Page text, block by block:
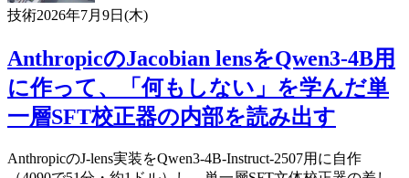
技術2026年7月9日(木)
AnthropicのJacobian lensをQwen3-4B用
に作って、「何もしない」を学んだ単
一層SFT校正器の内部を読み出す
AnthropicのJ-lens実装をQwen3-4B-Instruct-2507用に自作